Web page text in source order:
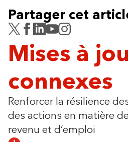
Mises à
connexes
Renforcer la résilience
des actions en matière
revenu et d’emploi
Partager cet